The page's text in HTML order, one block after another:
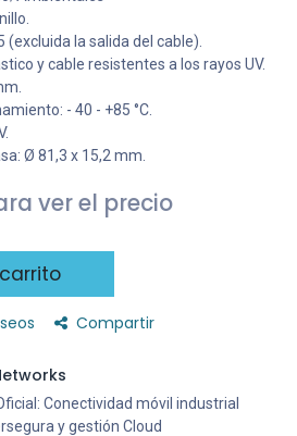
(excluida la salida del cable).
y cable resistentes a los rayos UV.
- 40 - +85 °C.
Ø 81,3 x 15,2 mm.
ver el precio
Compartir
Conectividad móvil industrial
y gestión Cloud